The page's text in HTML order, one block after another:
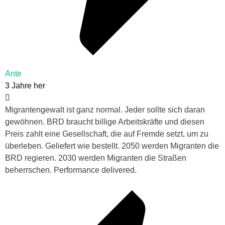
Ante
3 Jahre her
Migrantengewalt ist ganz normal. Jeder sollte sich daran
gewöhnen. BRD braucht billige Arbeitskräfte und diesen
Preis zahlt eine Gesellschaft, die auf Fremde setzt, um zu
überleben. Geliefert wie bestellt. 2050 werden Migranten die
BRD regieren. 2030 werden Migranten die Straßen
beherrschen. Performance delivered.